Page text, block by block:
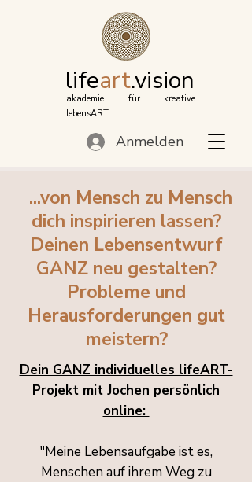
lifeart.vision
akademie für kreative
lebensART
Anmelden
...von Mensch zu Mensch
dich inspirieren lassen?
Deinen Lebensentwurf
GANZ neu gestalten?
Probleme und
Herausforderungen gut
meistern?
Dein GANZ individuelles lifeART-
Projekt mit Jochen persönlich
online:
"Meine Lebensaufgabe ist es,
Menschen auf ihrem Weg zu